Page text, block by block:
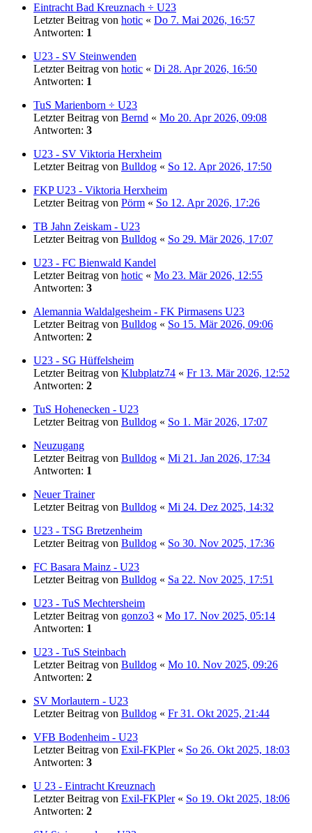
Eintracht Bad Kreuznach ÷ U23
Letzter Beitrag von hotic « Do 7. Mai 2026, 16:57
Antworten: 1
U23 - SV Steinwenden
Letzter Beitrag von hotic « Di 28. Apr 2026, 16:50
Antworten: 1
TuS Marienborn ÷ U23
Letzter Beitrag von Bernd « Mo 20. Apr 2026, 09:08
Antworten: 3
U23 - SV Viktoria Herxheim
Letzter Beitrag von Bulldog « So 12. Apr 2026, 17:50
FKP U23 - Viktoria Herxheim
Letzter Beitrag von Pörm « So 12. Apr 2026, 17:26
TB Jahn Zeiskam - U23
Letzter Beitrag von Bulldog « So 29. Mär 2026, 17:07
U23 - FC Bienwald Kandel
Letzter Beitrag von hotic « Mo 23. Mär 2026, 12:55
Antworten: 3
Alemannia Waldalgesheim - FK Pirmasens U23
Letzter Beitrag von Bulldog « So 15. Mär 2026, 09:06
Antworten: 2
U23 - SG Hüffelsheim
Letzter Beitrag von Klubplatz74 « Fr 13. Mär 2026, 12:52
Antworten: 2
TuS Hohenecken - U23
Letzter Beitrag von Bulldog « So 1. Mär 2026, 17:07
Neuzugang
Letzter Beitrag von Bulldog « Mi 21. Jan 2026, 17:34
Antworten: 1
Neuer Trainer
Letzter Beitrag von Bulldog « Mi 24. Dez 2025, 14:32
U23 - TSG Bretzenheim
Letzter Beitrag von Bulldog « So 30. Nov 2025, 17:36
FC Basara Mainz - U23
Letzter Beitrag von Bulldog « Sa 22. Nov 2025, 17:51
U23 - TuS Mechtersheim
Letzter Beitrag von gonzo3 « Mo 17. Nov 2025, 05:14
Antworten: 1
U23 - TuS Steinbach
Letzter Beitrag von Bulldog « Mo 10. Nov 2025, 09:26
Antworten: 2
SV Morlautern - U23
Letzter Beitrag von Bulldog « Fr 31. Okt 2025, 21:44
VFB Bodenheim - U23
Letzter Beitrag von Exil-FKPler« So 26. Okt 2025, 18:03
Antworten: 3
U 23 - Eintracht Kreuznach
Letzter Beitrag von Exil-FKPler« So 19. Okt 2025, 18:06
Antworten: 2